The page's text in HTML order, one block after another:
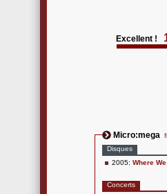
Excellent !
Micro:mega
Disques
2005: Where
Concerts